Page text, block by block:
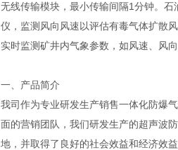
无线传输模块，最小传输间隔1分钟。
仪，监测风向风速以评估有毒气体扩散
实时监测矿井内气象参数，如风速、风
一、产品简介
我司作为专业研发生产销售一体化防爆
面的营销团队，我们研发生产的超声波
地，并取得了良好的社会效益和经济效益